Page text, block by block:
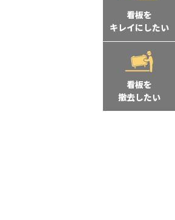
看板を
キレイにしたい
看板を
撤去したい